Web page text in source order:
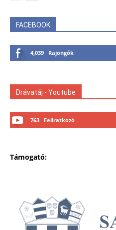
FACEBOOK
4,039 Rajongók
Drávatáj - Youtube
763 Feliratkozó
Támogató: